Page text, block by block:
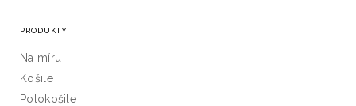
PRODUKTY
Na míru
Košile
Polokošile